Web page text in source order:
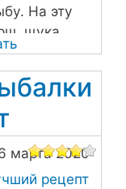
На эту
щука,
марта 2020